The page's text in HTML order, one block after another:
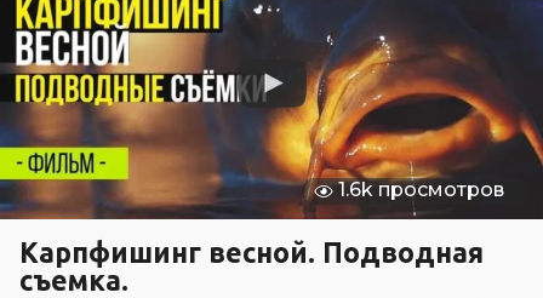
1.6k просмотров
Карпфишинг весной. Подводная
съемка.